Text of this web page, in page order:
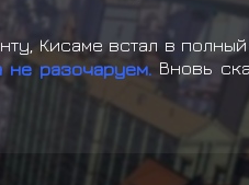
Кисаме встал в
не разочаруем.Вновь